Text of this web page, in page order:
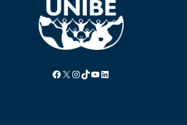
Facebook X InstagramTikTok YouTube LinkedIn